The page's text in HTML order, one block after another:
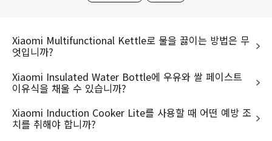
이용약관
개인정보 처리방침
고객 지원
사용자 가이드
모든 상품
회사소개
Xiaomi Multifunctional Kettle로 물을 끓이는 방법은 무
엇입니까?
Xiaomi Insulated Water Bottle에 우유와 쌀 페이스트
이유식을 채울 수 있습니까?
Xiaomi Induction Cooker Lite를 사용할 때 어떤 예방 조
치를 취해야 합니까?